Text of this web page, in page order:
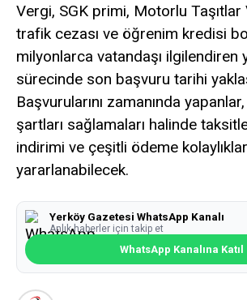
Vergi, SGK primi, Motorlu
trafik cezası ve öğrenim kredisi
milyonlarca vatandaşı ilgilendiren
sürecinde son başvuru tarihi
Başvurularını zamanında
şartları sağlamaları halinde
indirimi ve çeşitli ödeme
yararlanabilecek.
Yerköy Gazetesi WhatsApp Kanalı
Anlık haberler için takip et
WhatsApp Kanalına Katıl